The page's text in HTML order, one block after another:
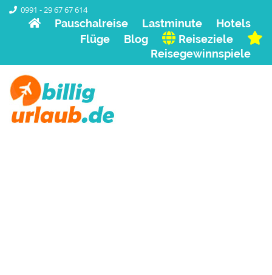
0991 - 29 67 67 614
Pauschalreise Lastminute
Hotels
Flüge
Blog
Reiseziele
Reisegewinnspiele